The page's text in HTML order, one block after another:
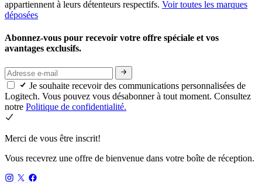
appartiennent à leurs détenteurs respectifs. Voir toutes les marques
déposées
Abonnez-vous pour recevoir votre offre spéciale et vos
avantages exclusifs.
Je souhaite recevoir des communications personnalisées de
Logitech. Vous pouvez vous désabonner à tout moment. Consultez
notre Politique de confidentialité.
Merci de vous être inscrit!
Vous recevrez une offre de bienvenue dans votre boîte de réception.